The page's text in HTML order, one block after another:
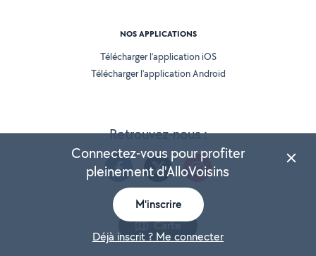
Carte
Retrouvez-nous :
NOS APPLICATIONS
Télécharger l’application iOS
Télécharger l’application Android
Connectez-vous pour profiter
pleinement d'AlloVoisins
M'inscrire
Déjà inscrit ? Me connecter